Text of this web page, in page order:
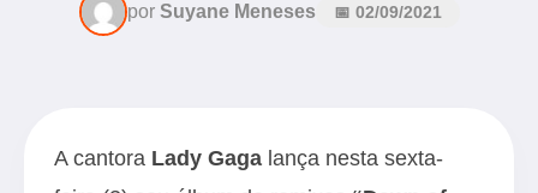
por Suyane Meneses 📅 02/09/2021
A cantora Lady Gaga lança nesta sexta-